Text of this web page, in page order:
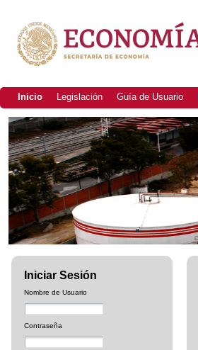
Inicio Legislación Guía de Usuario
Iniciar Sesión
Nombre de Usuario
Contraseña